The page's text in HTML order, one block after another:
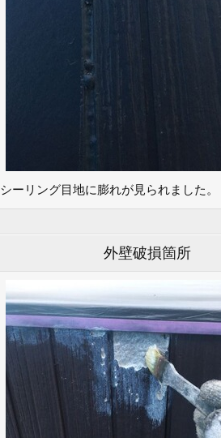
シーリング目地に膨れが見られました。
外壁破損箇所